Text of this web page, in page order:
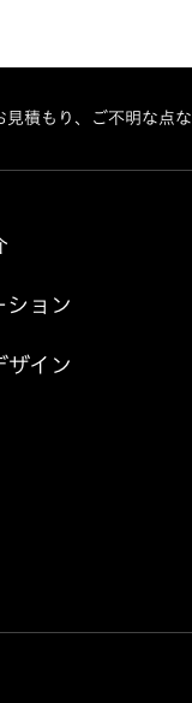
積もり、ご不明な点
ション
ザイン